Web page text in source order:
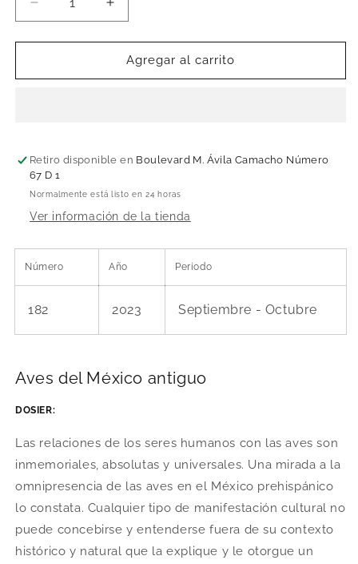
Reducir
cantidad
para
del
Aumentar
cantidad
para
Aves
del
Agregar al carrito
Retiro disponible en Boulevard M. Ávila Camacho Número
67 D 1
Normalmente está listo en 24 horas
Ver información de la tienda
Número Año Periodo
182 2023 Septiembre - Octubre
Aves del México antiguo
DOSIER:
Las relaciones de los seres humanos con las aves son
inmemoriales, absolutas y universales. Una mirada a la
omnipresencia de las aves en el México prehispánico
lo constata. Cualquier tipo de manifestación cultural no
puede concebirse y entenderse fuera de su contexto
histórico y natural que la explique y le otorgue un